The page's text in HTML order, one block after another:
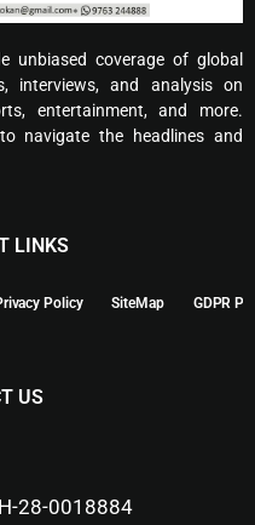
unbiased coverage of global
interviews, and analysis on
entertainment, and more.
navigate the headlines and
LINKS
Policy SiteMap GDPR
US
28-0018884